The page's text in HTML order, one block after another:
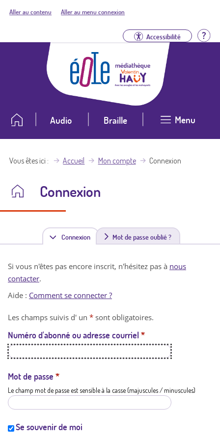
Aller au contenu Aller au menu connexion
Accessibilité
Audio Braille Menu
Vous êtes ici Accueil Mon compte Connexion
Connexion
Connexion(
n
t
a
t
i
Mot de passe oublié ?
Si vous n'êtes pas encore inscrit, n'hésitez pas à nous
contacter.
Aide : Comment se connecter ?
Les champs suivis d' un * sont obligatoires.
Numéro d'abonné ou adresse courriel *
Mot de passe *
Le champ mot de passe est sensible à la casse (majuscules / minuscules)
Se souvenir de moi